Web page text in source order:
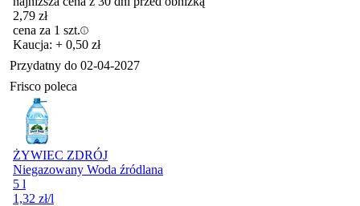
2,79 zł
cena za 1 szt.
Kaucja: + 0,50 zł
Przydatny do 02-04-2027
Frisco poleca
ŻYWIEC ZDRÓJ
Niegazowany Woda źródlana
5 l
1,32 zł/l